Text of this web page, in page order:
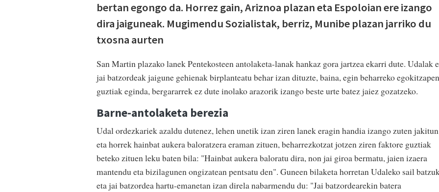
bertan egongo da. Horrez gain, Ariznoa plazan eta Espoloian ere izango
dira jaiguneak. Mugimendu Sozialistak, berriz, Munibe plazan jarriko du
txosna aurten
San Martin plazako lanek Pentekosteen antolaketa-lanak hankaz gora jartzea ekarri dute. Udalak
jai batzordeak jaigune gehienak birplanteatu behar izan dituzte, baina, egin beharreko egokitzapen
guztiak eginda, bergararrek ez dute inolako arazorik izango beste urte batez jaiez gozatzeko.
Barne-antolaketa berezia
Udal ordezkariek azaldu dutenez, lehen unetik izan ziren lanek eragin handia izango zuten
eta horrek hainbat aukera baloratzera eraman zituen, beharrezkotzat jotzen ziren faktore guztiak
beteko zituen leku baten bila: "Hainbat aukera baloratu dira, non jai giroa bermatu, jaien izaera
mantendu eta bizilagunen ongizatean pentsatu den". Guneen bilaketa horretan Udaleko sail
eta jai batzordea hartu-emanetan izan direla nabarmendu du: "Jai batzordearekin batera